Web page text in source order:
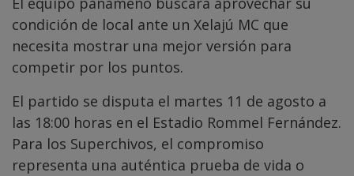
condición de local ante un Xelajú MC que
necesita mostrar una mejor versión para
competir por los puntos.
El partido se disputa el martes 11 de agosto a
las 18:00 horas en el Estadio Rommel Fernández.
Para los Superchivos, el compromiso
representa una auténtica prueba de vida o